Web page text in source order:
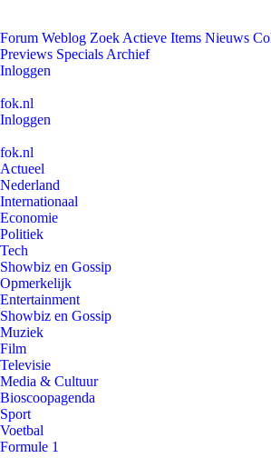
Forum Weblog Zoek Actieve Items Nieuws
Previews Specials Archief
Inloggen
fok.nl
Inloggen
fok.nl
Actueel
Nederland
Internationaal
Economie
Politiek
Tech
Showbiz en Gossip
Opmerkelijk
Entertainment
Showbiz en Gossip
Muziek
Film
Televisie
Media & Cultuur
Bioscoopagenda
Sport
Voetbal
Formule 1